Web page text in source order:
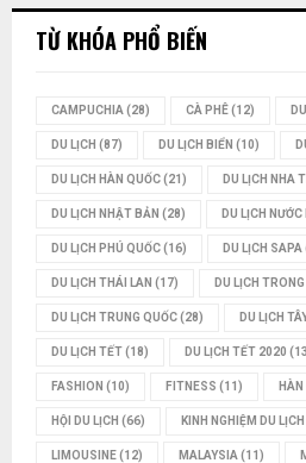
TỪ KHÓA PHỔ BIẾN
CAMPUCHIA (28) CÀ PHÊ(12)
DU LỊCH (87) DU LỊCH BIỂN (10)
DU LỊCH HÀN QUỐC(21) DU LỊCH NHA
DU LỊCH NHẬT BẢN (28) DU LỊCH NƯỚC
DU LỊCH PHÚ QUỐC(16) DU LỊCH SAPA
DU LỊCH THÁI LAN (17) DU LỊCH
DU LỊCH TRUNG QUỐC(28) DU LỊCH
DU LỊCH TẾT(18) DU LỊCH TẾT 2020
FASHION (10) FITNESS (11)
HỘI DU LỊCH (66) KINH NGHIỆM DU LỊCH
LIMOUSINE(12) MALAYSIA (11)